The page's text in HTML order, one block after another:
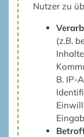
Nutzer zu
(z.B.
B. IP-